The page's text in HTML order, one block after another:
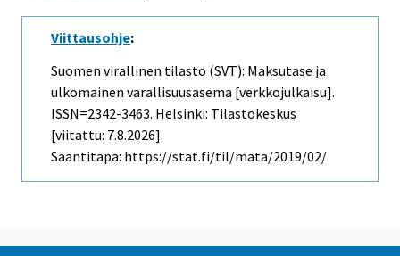
Viittausohje:
Suomen virallinen tilasto (SVT): Maksutase ja
ulkomainen varallisuusasema [verkkojulkaisu].
ISSN=2342-3463. Helsinki: Tilastokeskus
[viitattu: 7.8.2026].
Saantitapa: https://stat.fi/til/mata/2019/02/